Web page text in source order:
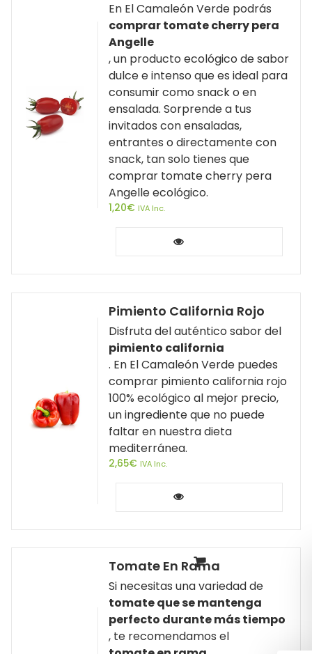
En El Camaleón Verde podrás
comprar tomate cherry pera
Angelle
, un producto ecológico de sabor
dulce e intenso que es ideal para
consumir como snack o en
ensalada. Sorprende a tus
invitados con ensaladas,
entrantes o directamente con
snack, tan solo tienes que
comprar tomate cherry pera
Angelle ecológico.
1,20€ IVA Inc.
Leer más
Pimiento California Rojo
Disfruta del auténtico sabor del
pimiento california
. En El Camaleón Verde puedes
comprar pimiento california rojo
100% ecológico al mejor precio,
un ingrediente que no puede
faltar en nuestra dieta
mediterránea.
2,65€ IVA Inc.
Leer más
Tomate En Rama
Si necesitas una variedad de
tomate que se mantenga
perfecto durante más tiempo
, te recomendamos el